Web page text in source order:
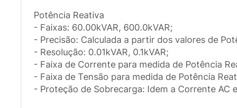
Potência Reativa
- Faixas: 60.00kVAR, 600.0kVAR;
- Precisão: Calculada a partir dos valores de
- Resolução: 0.01kVAR, 0.1kVAR;
- Faixa de Corrente para medida de Potência
- Faixa de Tensão para medida de Potência
- Proteção de Sobrecarga: Idem a Corrente AC